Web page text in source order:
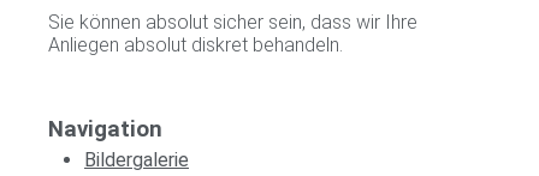
Sie können absolut sicher sein, dass wir Ihre
Anliegen absolut diskret behandeln.
Navigation
Bildergalerie